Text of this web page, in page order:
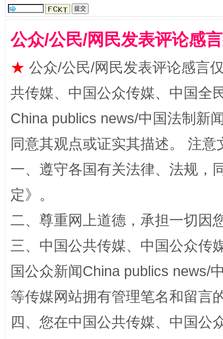
全民健身五年计划来了！等你上场
公众/公民/网民发表评论感
★ 公众/公民/网民发表评论感言
共传媒、中国公众传媒、中国全
China publics news/中国法制新
同意其观点或证实其描述。 注
一、遵守各国有关法律、法规，
定》。
二、尊重网上道德，承担一切因
三、中国公共传媒、中国公众传
国公众新闻China publics news/
等传媒网站拥有管理笔名和留言
四、您在中国公共传媒、中国公